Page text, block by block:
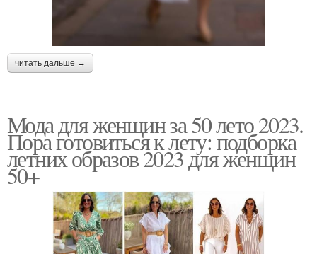
читать дальше →
Мода для женщин за 50 лето 2023.
Пора готовиться к лету: подборка
летних образов 2023 для женщин
50+